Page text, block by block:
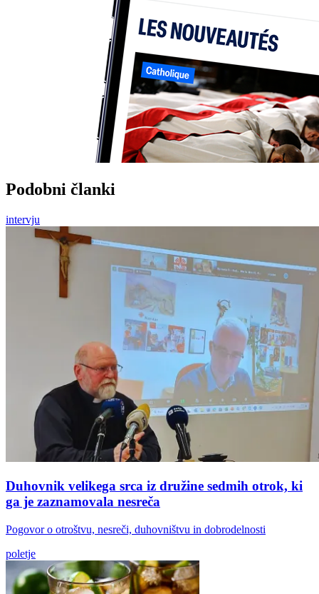
Podobni članki
intervju
Duhovnik velikega srca iz družine sedmih otrok, ki
ga je zaznamovala nesreča
Pogovor o otroštvu, nesreči, duhovništvu in dobrodelnosti
poletje